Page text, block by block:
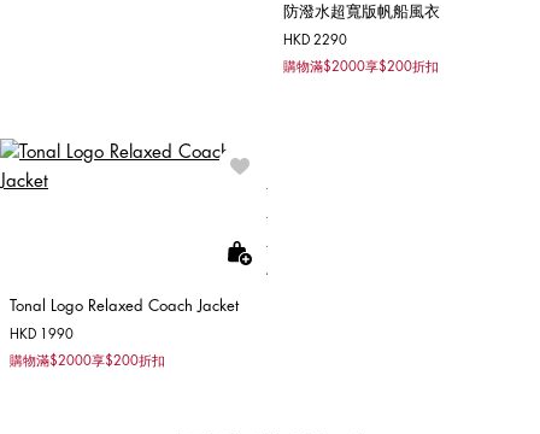
防潑水超寬版帆船風衣
HKD 2290
購物滿$2000享$200折扣
Tonal Logo Relaxed Coach Jacket
HKD 1990
購物滿$2000享$200折扣